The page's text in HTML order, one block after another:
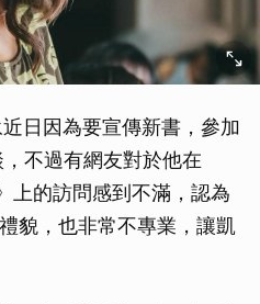
日因為要宣傳新書，參加
不過有網友對於他在
上的訪問感到不滿，認為
貌，也非常不專業，讓凱